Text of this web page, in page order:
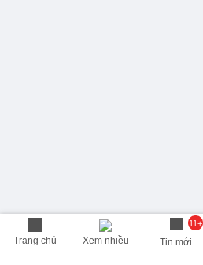
Trang chủ Xem nhiều
11+
Tin mới